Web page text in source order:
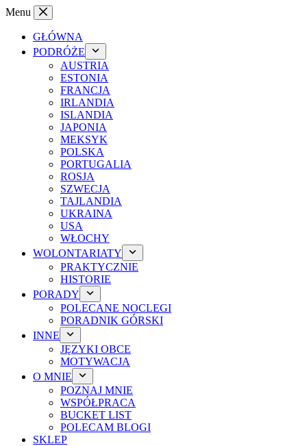
Przejdź
treści
Menu
GŁÓWNA
PODRÓŻE
AUSTRIA
ESTONIA
FRANCJA
IRLANDIA
ISLANDIA
JAPONIA
MEKSYK
POLSKA
PORTUGALIA
ROSJA
SZWECJA
TAJLANDIA
UKRAINA
USA
WŁOCHY
WOLONTARIATY
PRAKTYCZNIE
HISTORIE
PORADY
POLECANE NOCLEGI
PORADNIK GÓRSKI
INNE
JĘZYKI OBCE
MOTYWACJA
O MNIE
POZNAJ MNIE
WSPÓŁPRACA
BUCKET LIST
POLECAM BLOGI
SKLEP